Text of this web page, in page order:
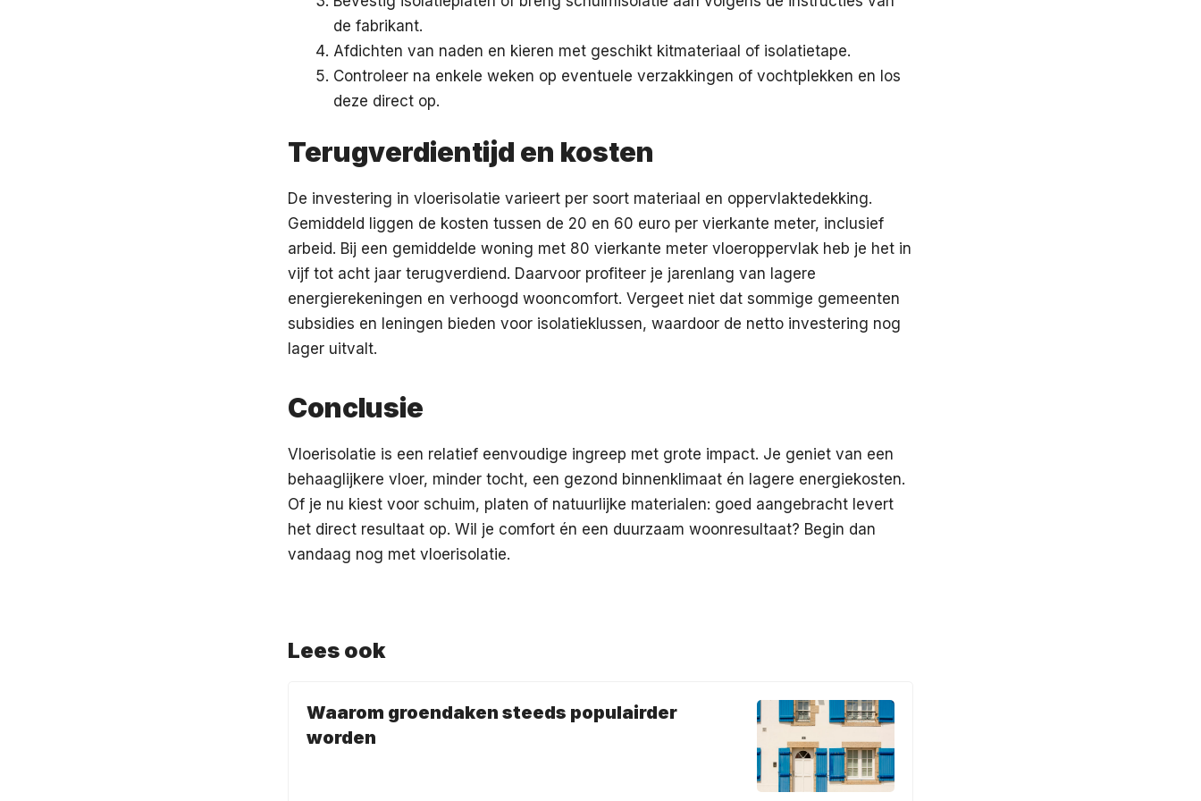
de fabrikant.
Afdichten van naden en kieren met geschikt kitmateriaal of isolatietape.
Controleer na enkele weken op eventuele verzakkingen of vochtplekken en los
deze direct op.
Terugverdientijd en kosten
De investering in vloerisolatie varieert per soort materiaal en oppervlaktedekking.
Gemiddeld liggen de kosten tussen de 20 en 60 euro per vierkante meter, inclusief
arbeid. Bij een gemiddelde woning met 80 vierkante meter vloeroppervlak heb je het in
vijf tot acht jaar terugverdiend. Daarvoor profiteer je jarenlang van lagere
energierekeningen en verhoogd wooncomfort. Vergeet niet dat sommige gemeenten
subsidies en leningen bieden voor isolatieklussen, waardoor de netto investering nog
lager uitvalt.
Conclusie
Vloerisolatie is een relatief eenvoudige ingreep met grote impact. Je geniet van een
behaaglijkere vloer, minder tocht, een gezond binnenklimaat én lagere energiekosten.
Of je nu kiest voor schuim, platen of natuurlijke materialen: goed aangebracht levert
het direct resultaat op. Wil je comfort én een duurzaam woonresultaat? Begin dan
vandaag nog met vloerisolatie.
Lees ook
Waarom groendaken steeds populairder
worden